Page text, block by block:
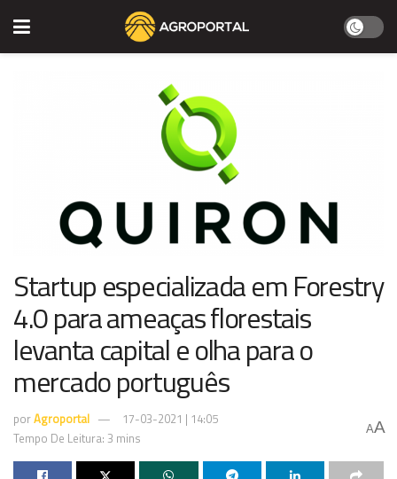
Startup especializada em Forestry
4.0 para ameaças florestais
levanta capital e olha para o
mercado português
porAgroportal
17-03-2021 | 14:05
Tempo De Leitura: 3 mins
AA